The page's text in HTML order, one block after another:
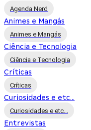
Agenda Nerd
Animes e Mangás
Animes e Mangás
Ciência e Tecnologia
Ciência e Tecnologia
Críticas
Críticas
Curiosidades e etc...
Curiosidades e etc...
Entrevistas